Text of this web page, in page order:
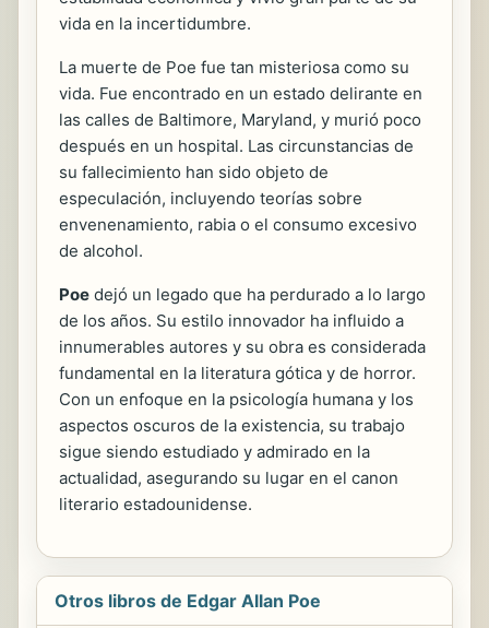
vida en la incertidumbre.
La muerte de Poe fue tan misteriosa como su
vida. Fue encontrado en un estado delirante en
las calles de Baltimore, Maryland, y murió poco
después en un hospital. Las circunstancias de
su fallecimiento han sido objeto de
especulación, incluyendo teorías sobre
envenenamiento, rabia o el consumo excesivo
de alcohol.
Poe dejó un legado que ha perdurado a lo largo
de los años. Su estilo innovador ha influido a
innumerables autores y su obra es considerada
fundamental en la literatura gótica y de horror.
Con un enfoque en la psicología humana y los
aspectos oscuros de la existencia, su trabajo
sigue siendo estudiado y admirado en la
actualidad, asegurando su lugar en el canon
literario estadounidense.
Otros libros de Edgar Allan Poe